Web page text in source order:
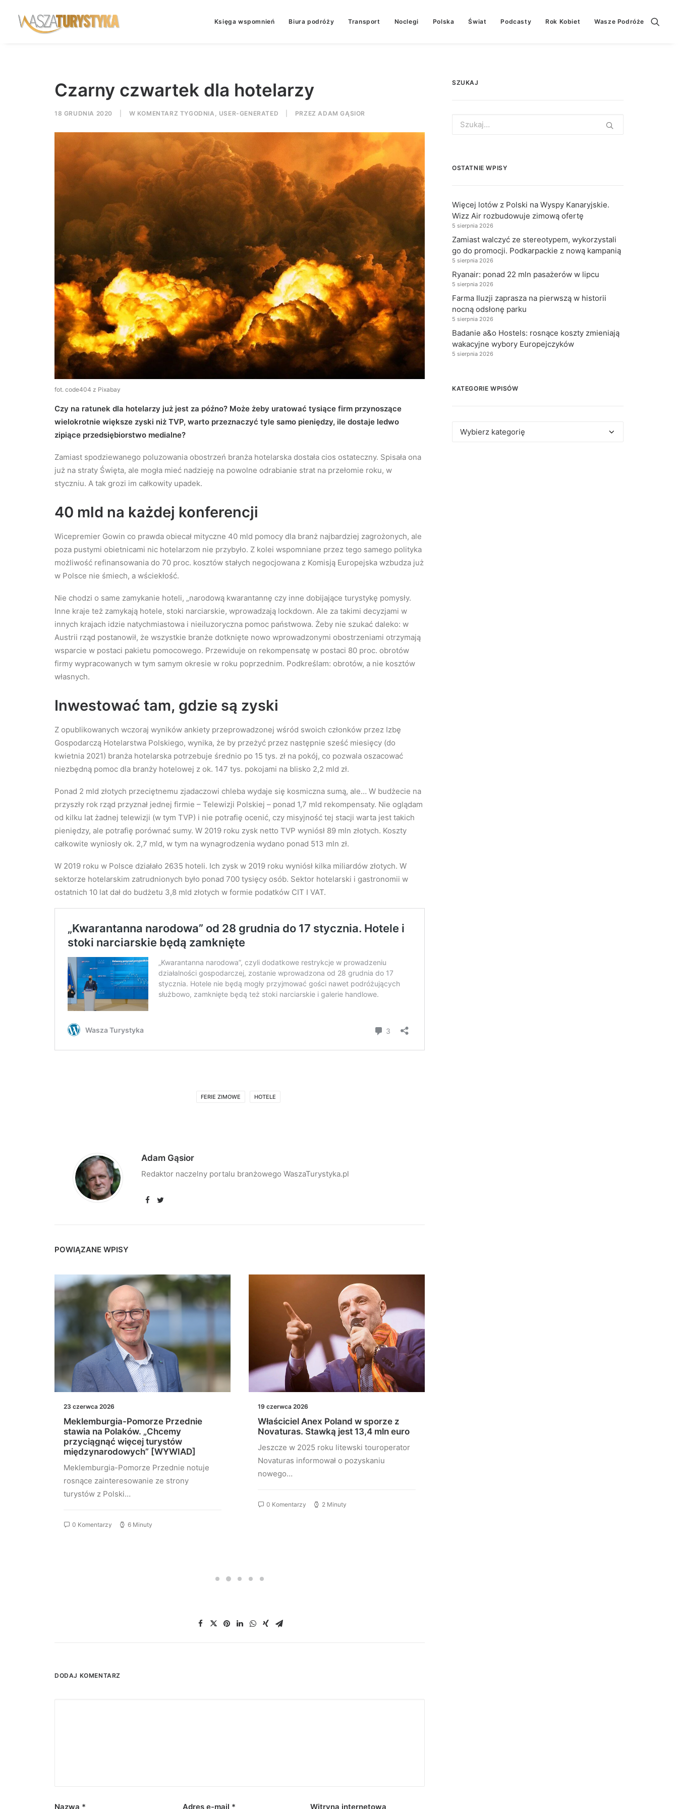
Księga wspomnień Biura podróży Transport Noclegi Polska Świat Podcasty Rok Kobiet Wasze Podróże
Czarny czwartek dla hotelarzy
18 GRUDNIA 2020 W KOMENTARZ TYGODNIA , USER-GENERATED PRZEZADAM GĄSIOR
fot. code404 z Pixabay
Czy na ratunek dla hotelarzy już jest za późno? Może żeby uratować tysiące firm przynoszące
wielokrotnie większe zyski niż TVP, warto przeznaczyć tyle samo pieniędzy, ile dostaje ledwo
zipiące przedsiębiorstwo medialne?
Zamiast spodziewanego poluzowania obostrzeń branża hotelarska dostała cios ostateczny. Spisała ona
już na straty Święta, ale mogła mieć nadzieję na powolne odrabianie strat na przełomie roku, w
styczniu. A tak grozi im całkowity upadek.
40 mld na każdej konferencji
Wicepremier Gowin co prawda obiecał mityczne 40 mld pomocy dla branż najbardziej zagrożonych, ale
poza pustymi obietnicami nic hotelarzom nie przybyło. Z kolei wspomniane przez tego samego polityka
możliwość refinansowania do 70 proc. kosztów stałych negocjowana z Komisją Europejska wzbudza już
w Polsce nie śmiech, a wściekłość.
Nie chodzi o same zamykanie hoteli, „narodową kwarantannę czy inne dobijające turystykę pomysły.
Inne kraje też zamykają hotele, stoki narciarskie, wprowadzają lockdown. Ale za takimi decyzjami w
innych krajach idzie natychmiastowa i nieiluzoryczna pomoc państwowa. Żeby nie szukać daleko: w
Austrii rząd postanowił, że wszystkie branże dotknięte nowo wprowadzonymi obostrzeniami otrzymają
wsparcie w postaci pakietu pomocowego. Przewiduje on rekompensatę w postaci 80 proc. obrotów
firmy wypracowanych w tym samym okresie w roku poprzednim. Podkreślam: obrotów, a nie kosztów
własnych.
Inwestować tam, gdzie są zyski
Z opublikowanych wczoraj wyników ankiety przeprowadzonej wśród swoich członków przez Izbę
Gospodarczą Hotelarstwa Polskiego, wynika, że by przeżyć przez następnie sześć miesięcy (do
kwietnia 2021) branża hotelarska potrzebuje średnio po 15 tys. zł na pokój, co pozwala oszacować
niezbędną pomoc dla branży hotelowej z ok. 147 tys. pokojami na blisko 2,2 mld zł.
Ponad 2 mld złotych przeciętnemu zjadaczowi chleba wydaje się kosmiczna sumą, ale… W budżecie na
przyszły rok rząd przyznał jednej firmie – Telewizji Polskiej – ponad 1,7 mld rekompensaty. Nie oglądam
od kilku lat żadnej telewizji (w tym TVP) i nie potrafię ocenić, czy misyjność tej stacji warta jest takich
pieniędzy, ale potrafię porównać sumy. W 2019 roku zysk netto TVP wyniósł 89 mln złotych. Koszty
całkowite wyniosły ok. 2,7 mld, w tym na wynagrodzenia wydano ponad 513 mln zł.
W 2019 roku w Polsce działało 2635 hoteli. Ich zysk w 2019 roku wyniósł kilka miliardów złotych. W
sektorze hotelarskim zatrudnionych było ponad 700 tysięcy osób. Sektor hotelarski i gastronomii w
ostatnich 10 lat dał do budżetu 3,8 mld złotych w formie podatków CIT I VAT.
FERIE ZIMOWE HOTELE
Adam Gąsior
Redaktor naczelny portalu branżowego WaszaTurystyka.pl
POWIĄZANE WPISY
23 czerwca 2026
Meklemburgia-Pomorze Przednie
stawia na Polaków. „Chcemy
przyciągnąć więcej turystów
międzynarodowych” [WYWIAD]
Meklemburgia-Pomorze Przednie notuje
rosnące zainteresowanie ze strony
turystów z Polski…
0 Komentarzy 6 Minuty
19 czerwca 2026
Właściciel Anex Poland w sporze z
Novaturas. Stawką jest 13,4 mln euro
Jeszcze w 2025 roku litewski touroperator
Novaturas informował o pozyskaniu
nowego…
0 Komentarzy 2 Minuty
DODAJ KOMENTARZ
Nazwa * Adres e-mail * Witryna internetowa
SZUKAJ
for:
OSTATNIE WPISY
Więcej lotów z Polski na Wyspy Kanaryjskie.
Wizz Air rozbudowuje zimową ofertę
5 sierpnia 2026
Zamiast walczyć ze stereotypem, wykorzystali
go do promocji. Podkarpackie z nową kampanią
5 sierpnia 2026
Ryanair: ponad 22 mln pasażerów w lipcu
5 sierpnia 2026
Farma Iluzji zaprasza na pierwszą w historii
nocną odsłonę parku
5 sierpnia 2026
Badanie a&o Hostels: rosnące koszty zmieniają
wakacyjne wybory Europejczyków
5 sierpnia 2026
KATEGORIE WPISÓW
Kategorie